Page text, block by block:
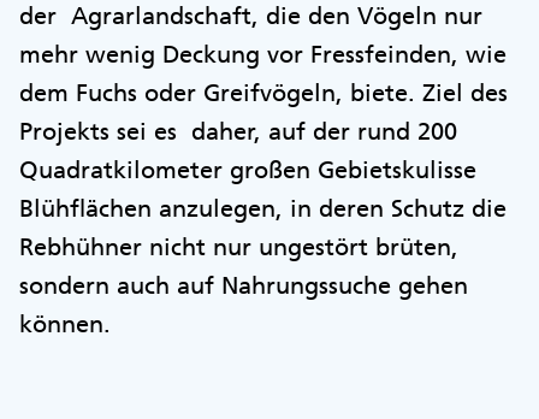
der Agrarlandschaft, die den Vögeln nur
mehr wenig Deckung vor Fressfeinden, wie
dem Fuchs oder Greifvögeln, biete. Ziel des
Projekts sei es daher, auf der rund 200
Quadratkilometer großen Gebietskulisse
Blühflächen anzulegen, in deren Schutz die
Rebhühner nicht nur ungestört brüten,
sondern auch auf Nahrungssuche gehen
können.